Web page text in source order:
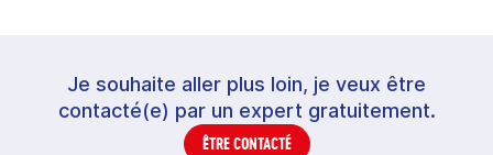
Je souhaite aller plus loin, je veux être
contacté(e) par un expert gratuitement.
ÊTRE CONTACTÉ